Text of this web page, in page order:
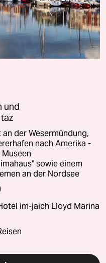
und
der Wesermündung,
nach Amerika -
sowie einem
an der Nordsee
im-jaich Lloyd Marina